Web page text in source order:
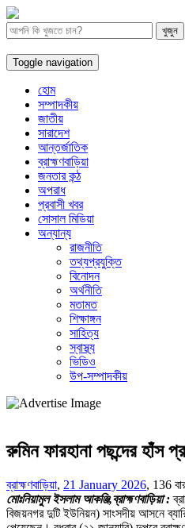
Toggle navigation
হোম
সম্পাদকীয়
জাতীয়
সারাদেশ
আন্তর্জাতিক
ব্রাহ্মণবাড়িয়া
জনতার কন্ঠ
অপরাধ
প্রবাসী খবর
সোসাল মিডিয়া
অন্যান্য
রাজনীতি
তথ্যপ্রযুক্তি
বিনোদন
অর্থনীতি
মতামত
শিক্ষাঙ্গন
সাহিত্য
স্বাস্থ্য
ভিডিও
উপ-সম্পাদকীয়
রুমিন ফারহানা পছন্দের হাঁস
ব্রাহ্মণবাড়িয়া, 21 January 2026, 136
মোঃনিয়ামুল ইসলাম আকঞ্জি,ব্রাহ্মণবাড়িয়া :
বিজয়নগর দুটি ইউনিয়ন) সাংসদীয় আসনে